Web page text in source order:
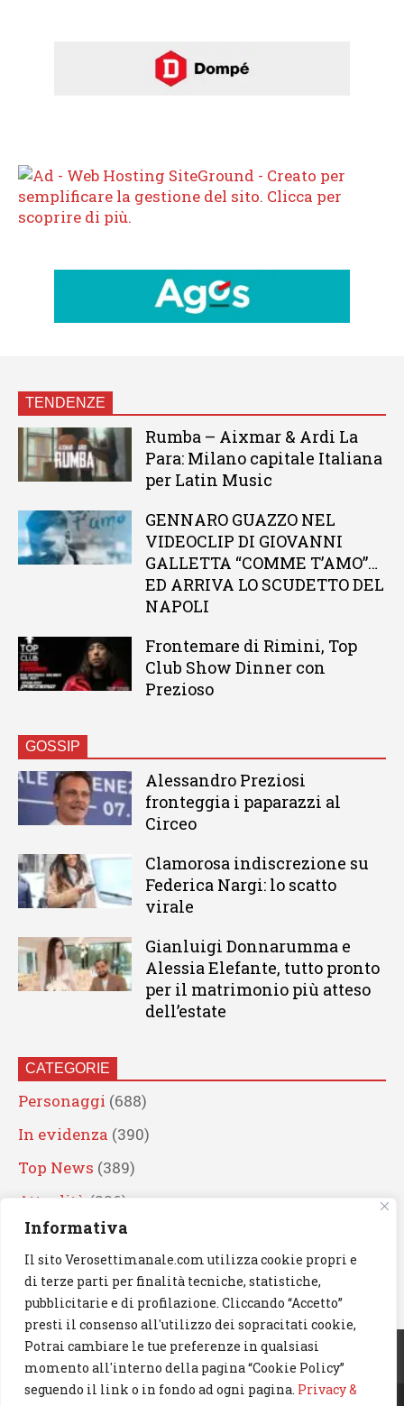
Informativa
Il sito Verosettimanale.com utilizza cookie propri e
di terze parti per finalità tecniche, statistiche,
pubblicitarie e di profilazione. Cliccando “Accetto”
presti il consenso all'utilizzo dei sopracitati cookie,
Potrai cambiare le tue preferenze in qualsiasi
momento all'interno della pagina “Cookie Policy”
seguendo il link o in fondo ad ogni pagina. Privacy &
TENDENZE
Rumba – Aixmar & Ardi La
Para: Milano capitale Italiana
per Latin Music
GENNARO GUAZZO NEL
VIDEOCLIP DI GIOVANNI
GALLETTA “COMME T’AMO”…
ED ARRIVA LO SCUDETTO DEL
NAPOLI
Frontemare di Rimini, Top
Club Show Dinner con
Prezioso
GOSSIP
Alessandro Preziosi
fronteggia i paparazzi al
Circeo
Clamorosa indiscrezione su
Federica Nargi: lo scatto
virale
Gianluigi Donnarumma e
Alessia Elefante, tutto pronto
per il matrimonio più atteso
dell’estate
CATEGORIE
Personaggi (688)
In evidenza (390)
Top News (389)
Attualità (336)
Eventi(330)
Artisti (241)
News(238)
Cerca